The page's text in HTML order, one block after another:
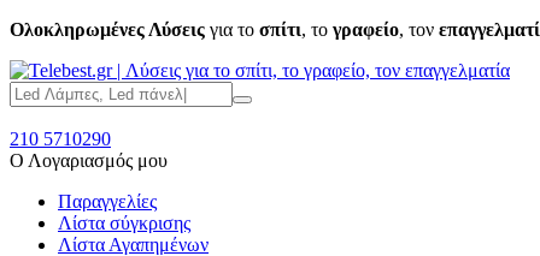
Ολοκληρωμένες Λύσεις για το σπίτι, το γραφείο, τον
210 5710290
Ο Λογαριασμός μου
Παραγγελίες
Λίστα σύγκρισης
Λίστα Αγαπημένων